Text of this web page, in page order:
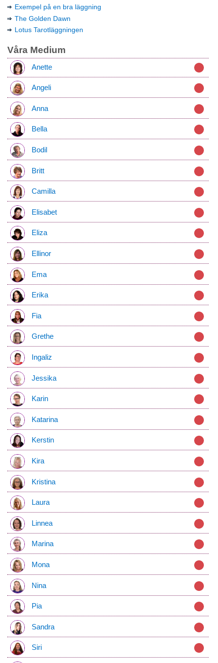
Exempel på en bra läggning
The Golden Dawn
Lotus Tarotläggningen
Våra Medium
Anette
Angeli
Anna
Bella
Bodil
Britt
Camilla
Elisabet
Eliza
Ellinor
Ema
Erika
Fia
Grethe
Ingaliz
Jessika
Karin
Katarina
Kerstin
Kira
Kristina
Laura
Linnea
Marina
Mona
Nina
Pia
Sandra
Siri